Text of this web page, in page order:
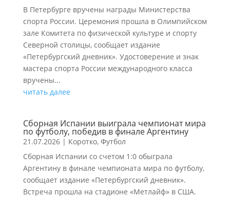
В Петербурге вручены награды Министерства
спорта России. Церемония прошла в Олимпийском
зале Комитета по физической культуре и спорту
Северной столицы, сообщает издание
«Петербургский дневник». Удостоверение и знак
мастера спорта России международного класса
вручены...
читать далее
Сборная Испании выиграла чемпионат мира
по футболу, победив в финале Аргентину
21.07.2026| Коротко, Футбол
Сборная Испании со счетом 1:0 обыграла
Аргентину в финале чемпионата мира по футболу,
сообщает издание «Петербургский дневник».
Встреча прошла на стадионе «Метлайф» в США.